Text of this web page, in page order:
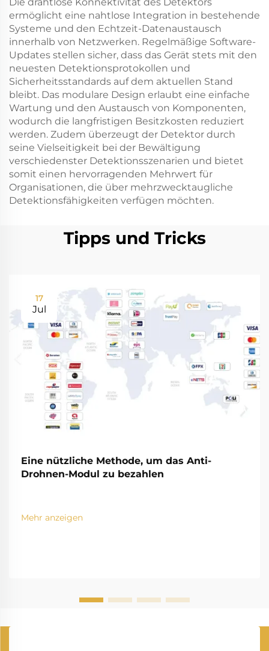
ermöglicht eine nahtlose Integration in bestehende
Systeme und den Echtzeit-Datenaustausch
innerhalb von Netzwerken. Regelmäßige Software-
Updates stellen sicher, dass das Gerät stets mit den
neuesten Detektionsprotokollen und
Sicherheitsstandards auf dem aktuellen Stand
bleibt. Das modulare Design erlaubt eine einfache
Wartung und den Austausch von Komponenten,
wodurch die langfristigen Besitzkosten reduziert
werden. Zudem überzeugt der Detektor durch
seine Vielseitigkeit bei der Bewältigung
verschiedenster Detektionsszenarien und bietet
somit einen hervorragenden Mehrwert für
Organisationen, die über mehrzwecktaugliche
Detektionsfähigkeiten verfügen möchten.
Tipps und Tricks
17
Jul
Eine nützliche Methode, um das Anti-
Drohnen-Modul zu bezahlen
Mehr anzeigen